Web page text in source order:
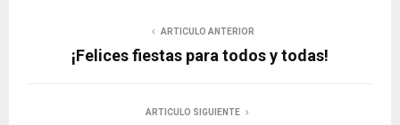
ARTICULO ANTERIOR
¡Felices fiestas para todos y todas!
ARTICULO SIGUIENTE